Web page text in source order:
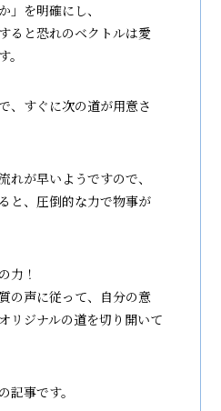
」を明確にし、
ると恐れのベクトルは愛
、すぐに次の道が用意さ
れが早いようですので、
と、圧倒的な力で物事が
力！
の声に従って、自分の意
リジナルの道を切り開いて
記事です。